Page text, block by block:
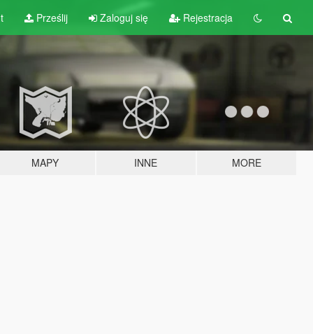
Prześlij Zaloguj się Rejestracja
MAPY INNE MORE